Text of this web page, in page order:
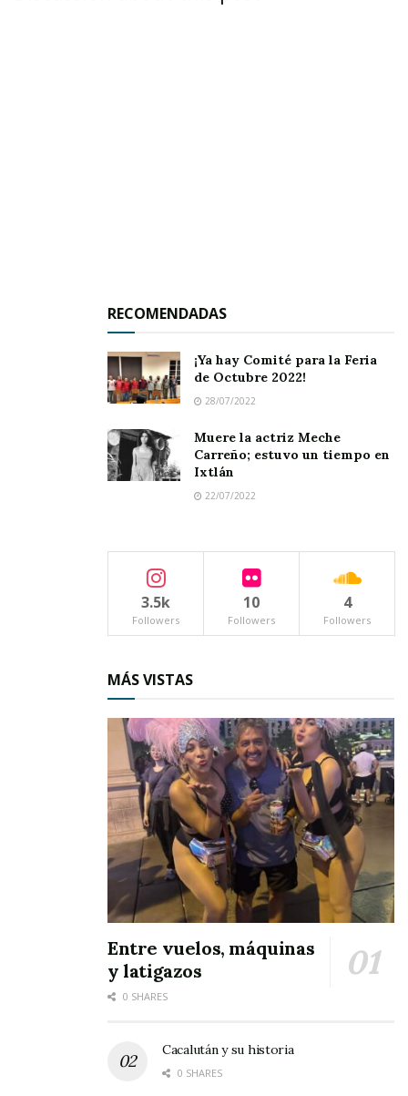
RECOMENDADAS
¡Ya hay Comité para la Feria
de Octubre 2022!
28/07/2022
Muere la actriz Meche
Carreño; estuvo un tiempo en
Ixtlán
22/07/2022
3.5k
Followers
10
Followers
4
Followers
MÁS VISTAS
Entre vuelos, máquinas
y latigazos
0 SHARES
Cacalután y su historia
0 SHARES